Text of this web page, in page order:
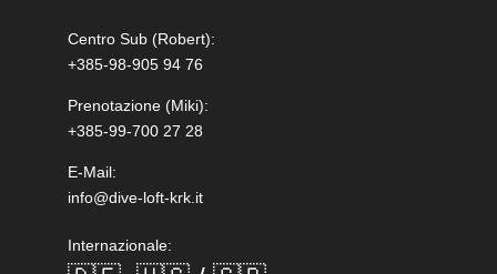
Centro Sub(Robert):
+385-98-905 94 76
Prenotazione(Miki):
+385-99-700 27 28
E-Mail:
info@dive-loft-krk.it
Internazionale: